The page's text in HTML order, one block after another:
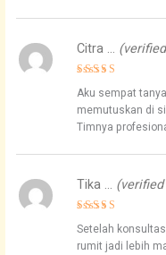
Rated
out of 5
Citra …
Aku sempat
memutuskan di
Timnya
Rated
5
out of 5
Tika …
Setelah
rumit jadi lebih